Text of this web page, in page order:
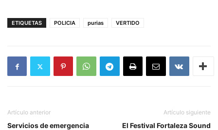
ETIQUETAS POLICIA purias VERTIDO
Artículo anterior
Servicios de emergencia
Artículo siguiente
El Festival Fortaleza Sound